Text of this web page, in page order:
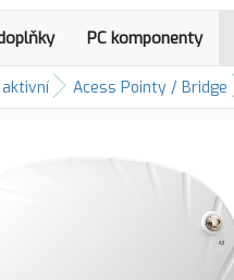
PC komponenty
Acess Pointy / Bridge